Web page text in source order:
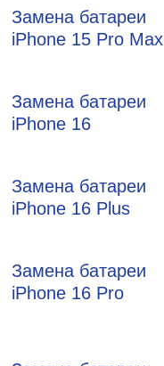
Замена батареи
iPhone 15 Pro Max
Замена батареи
iPhone 16
Замена батареи
iPhone 16 Plus
Замена батареи
iPhone 16 Pro